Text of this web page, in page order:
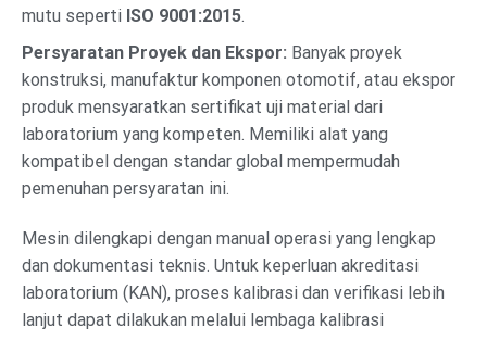
mutu seperti ISO 9001:2015.
Persyaratan Proyek dan Ekspor: Banyak proyek
konstruksi, manufaktur komponen otomotif, atau ekspor
produk mensyaratkan sertifikat uji material dari
laboratorium yang kompeten. Memiliki alat yang
kompatibel dengan standar global mempermudah
pemenuhan persyaratan ini.
Mesin dilengkapi dengan manual operasi yang lengkap
dan dokumentasi teknis. Untuk keperluan akreditasi
laboratorium (KAN), proses kalibrasi dan verifikasi lebih
lanjut dapat dilakukan melalui lembaga kalibrasi